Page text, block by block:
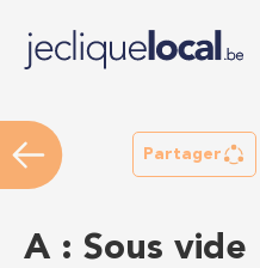
Partager
A : Sous vide